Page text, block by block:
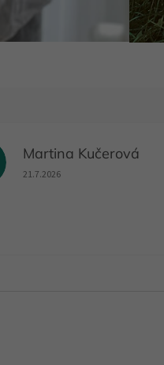
Martina Kučerová
Hodnocení obchodu je 5 z 5
21.7.2026